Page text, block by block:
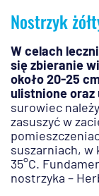
Nostrzyk
W celach
się zbieranie
około 20-25
ulistnione oraz
surowiec
zasuszyć w
suszarniach,
35°C.
nostrzyka –